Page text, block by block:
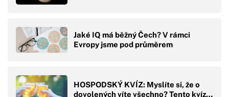
Jaké IQ má běžný Čech? V rámci
Evropy jsme pod průměrem
HOSPODSKÝ KVÍZ: Myslíte si, že o
dovolených víte všechno? Tento kvíz…